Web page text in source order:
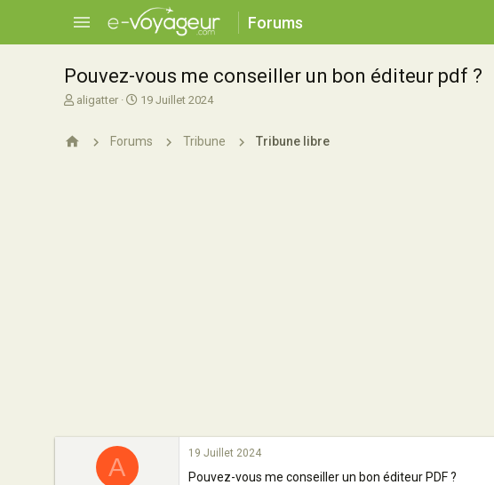
Forums
Pouvez-vous me conseiller un bon éditeur pdf ?
A
e
aligatter
D
e
19 Juillet 2024
Forums Tribune Tribune libre
A 19 Juillet 2024
Pouvez-vous me conseiller un bon éditeur PDF ?